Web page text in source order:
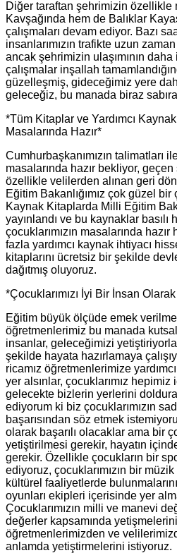
Diğer taraftan şehrimizin özellikle
Kavşağında hem de Balıklar
çalışmaları devam ediyor. Bazı
insanlarımızın trafikte uzun
ancak şehrimizin ulaşımının daha
çalışmalar inşallah
güzelleşmiş, gideceğimiz yere
geleceğiz, bu manada biraz sabıra
*Tüm Kitaplar ve Yardımcı
Masalarında Hazır*
Cumhurbaşkanımızın talimatları
masalarında hazır bekliyor,
özellikle velilerden alınan geri
Eğitim Bakanlığımız çok güzel bir
Kaynak Kitaplarda Milli Eğitim
yayınlandı ve bu kaynaklar
çocuklarımızın masalarında
fazla yardımcı kaynak ihtiyacı
kitaplarını ücretsiz bir şekilde
dağıtmış oluyoruz.
*Çocuklarımızı İyi Bir İnsan
Eğitim büyük ölçüde emek
öğretmenlerimiz bu manada
insanlar, geleceğimizi
şekilde hayata hazırlamaya
ricamız öğretmenlerimize
yer alsınlar, çocuklarımız
gelecekte bizlerin yerlerini
ediyorum ki biz çocuklarımızın
başarısından söz etmek
olarak başarılı olacaklar ama bir
yetiştirilmesi gerekir, hayatın
gerekir. Özellikle çocukların bir
ediyoruz, çocuklarımızın bir
kültürel faaliyetlerde
oyunları ekipleri içerisinde yer
Çocuklarımızın milli ve manevi
değerler kapsamında
öğretmenlerimizden ve
anlamda yetiştirmelerini istiyoruz.